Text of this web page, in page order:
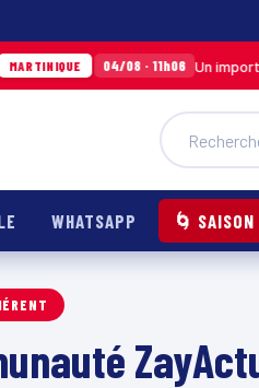
04/08 · 11h06 Un
WHATSAPP 🌀 SAISON